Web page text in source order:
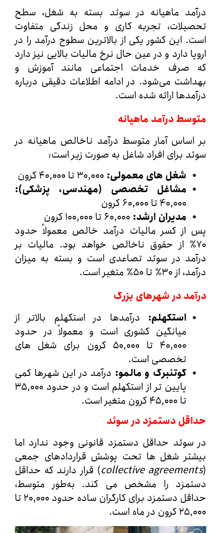
ماهیانه در سوئد بسته به شغل، سطح
تجربه کاری و محل زندگی متفاوت
این کشور یکی از بالاترین سطوح درآمد را در
دارد و در عین حال نرخ مالیات بالایی نیز دارد
خدمات اجتماعی مانند آموزش و
می‌شود. در ادامه اطلاعات دقیقی درباره
ارائه شده است.
درآمد ماهیانه
آمار متوسط درآمد ناخالص ماهیانه در
برای افراد شاغل به صورت زیر است:
شغل‌ های معمولی:۳۰,۰۰۰ تا ۴۰,۰۰۰ کرون
مشاغل تخصصی (مهندسی، پزشکی ):
مدیران ارشد:۶۰,۰۰۰ تا ۱۰۰,۰۰۰ کرون
کسر مالیات درآمد خالص معمولاً حدود
از حقوق ناخالص خواهد بود. مالیات بر
در سوئد تصاعدی است و بسته به میزان
۵۰٪ متغیر است.
در شهرهای بزرگ
استکهلم:درآمدها در استکهلم بالاتر از
میانگین کشوری است و معمولاً در حدود
۴۰,۰۰۰ تا ۵۰,۰۰۰ کرون برای شغل‌ های
تخصصی است.
گوتنبرگ و مالمو: درآمد در این شهرها کمی
پایین‌ تر از استکهلم است و در حدود ۳۵,۰۰۰
دستمزد در سوئد
حداقل دستمزد قانونی وجود ندارد اما
شغل‌ ها تحت پوشش قراردادهای جمعی
collective) قرار دارند که حداقل
را مشخص می‌ کند. به‌طور متوسط،
حداقل دستمزد برای کارگران ساده حدود ۲۰,۰۰۰ تا